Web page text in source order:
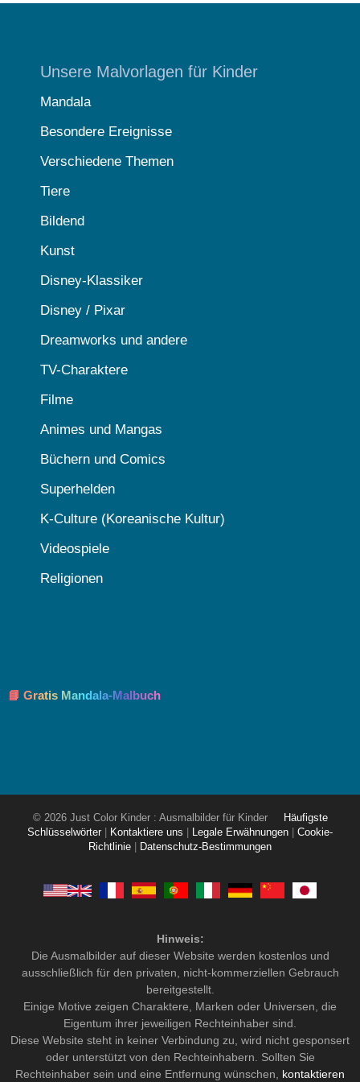
Unsere Malvorlagen für Kinder
Mandala
Besondere Ereignisse
Verschiedene Themen
Tiere
Bildend
Kunst
Disney-Klassiker
Disney / Pixar
Dreamworks und andere
TV-Charaktere
Filme
Animes und Mangas
Büchern und Comics
Superhelden
K-Culture (Koreanische Kultur)
Videospiele
Religionen
📘 Gratis Mandala-Malbuch
© 2026 Just Color Kinder : Ausmalbilder für Kinder
Häufigste
Schlüsselwörter
Kontaktiere uns Legale Erwähnungen
Cookie-
Richtlinie
Datenschutz-Bestimmungen
Hinweis:
Die Ausmalbilder auf dieser Website werden kostenlos und
ausschließlich für den privaten, nicht-kommerziellen Gebrauch
bereitgestellt.
Einige Motive zeigen Charaktere, Marken oder Universen, die
Eigentum ihrer jeweiligen Rechteinhaber sind.
Diese Website steht in keiner Verbindung zu, wird nicht gesponsert
oder unterstützt von den Rechteinhabern. Sollten Sie
Rechteinhaber sein und eine Entfernung wünschen, kontaktieren